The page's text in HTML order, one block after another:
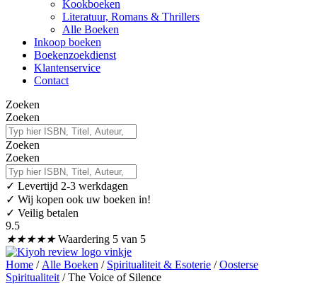
Kookboeken
Literatuur, Romans & Thrillers
Alle Boeken
Inkoop boeken
Boekenzoekdienst
Klantenservice
Contact
Zoeken
Zoeken
Zoeken
Zoeken
✓ Levertijd 2-3 werkdagen
✓ Wij kopen ook uw boeken in!
✓ Veilig betalen
9.5
★★★★★ Waardering 5 van 5
Home / Alle Boeken / Spiritualiteit & Esoterie /Oosterse
Spiritualiteit / The Voice of Silence